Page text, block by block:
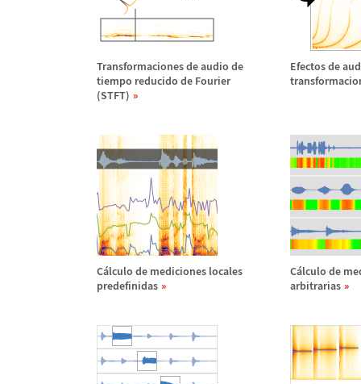
Transformaciones de audio de
tiempo reducido de Fourier
(STFT)
Efectos de
Cálculo de mediciones locales
predefinidas
Cálculo de
arbitrarias